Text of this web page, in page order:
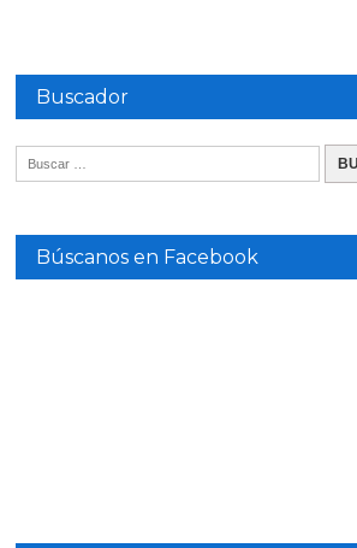
Buscador
Búscanos en Facebook